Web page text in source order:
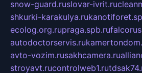
snow-guard.ruslovar-ivrit.ru
shkurki-karakulya.ru
ecolog.org.rupraga.spb.ru
autodoctorservis.ru
avto-vozim.rusakhcamera.ru
stroyavt.rucontrolweb1.ru